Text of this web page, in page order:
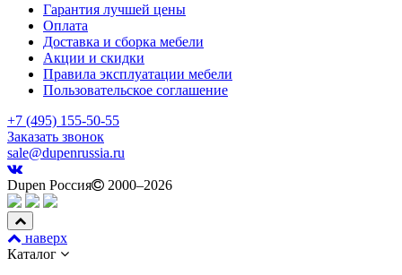
Гарантия лучшей цены
Оплата
Доставка и сборка мебели
Акции и скидки
Правила эксплуатации мебели
Пользовательское соглашение
+7 (495) 155-50-55
Заказать звонок
sale@dupenrussia.ru
Dupen Россия 2000–2026
наверх
Каталог